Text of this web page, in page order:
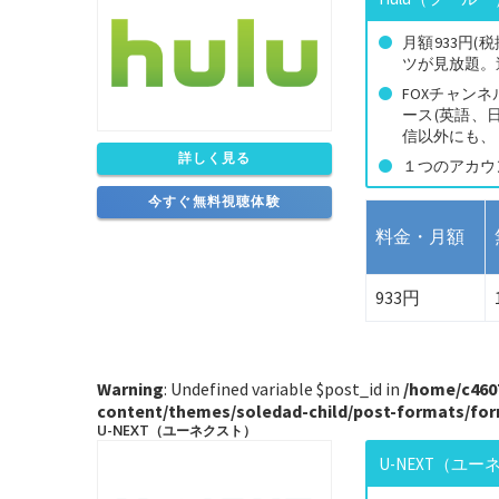
詳しく見る
今すぐ無料視聴体験
月額933円(
ツが見放題
FOXチャン
ース(英語、
信以外にも
１つのアカ
料金・月額
933円
Warning: Undefined variable $post_id in /home/
content/themes/soledad-child/post-formats/
U-NEXT（ユーネクスト）
U-NEXT（ユー